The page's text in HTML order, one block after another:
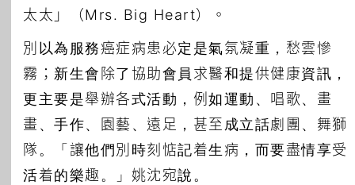
太太」（Mrs. Big Heart）。
別以為服務癌症病患必定是氣氛凝重，愁雲慘
霧；新生會除了協助會員求醫和提供健康資訊，
更主要是舉辦各式活動，例如運動、唱歌、畫
畫、手作、園藝、遠足，甚至成立話劇團、舞獅
隊。「讓他們別時刻惦記着生病，而要盡情享受
活着的樂趣。」姚沈宛說。